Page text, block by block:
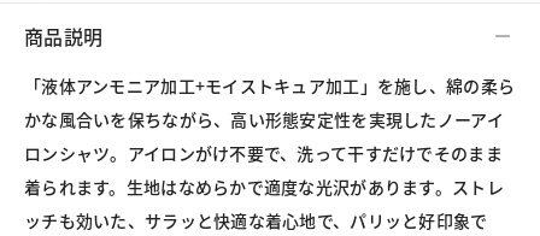
商品説明
「液体アンモニア加工+モイストキュア加工」を施し、綿の柔ら
かな風合いを保ちながら、高い形態安定性を実現したノーアイ
ロンシャツ。アイロンがけ不要で、洗って干すだけでそのまま
着られます。生地はなめらかで適度な光沢があります。ストレ
ッチも効いた、サラッと快適な着心地で、パリッと好印象で